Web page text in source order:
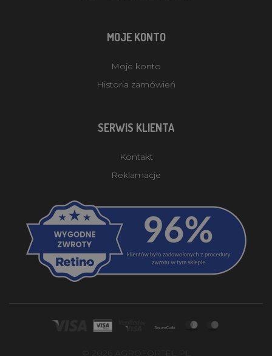
MOJE KONTO
Moje konto
Historia zamówień
SERWIS KLIENTA
Kontakt
Reklamacje